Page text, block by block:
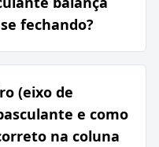
fechando?
(eixo de
e como
na coluna